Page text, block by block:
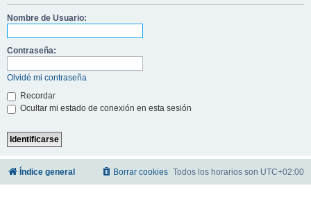
c
Nombre de Usuario:
Contraseña:
Olvidé mi contraseña
Recordar
Ocultar mi estado de conexión en esta sesión
Índice general Todos los horarios son UTC+02:00
Borrar cookies